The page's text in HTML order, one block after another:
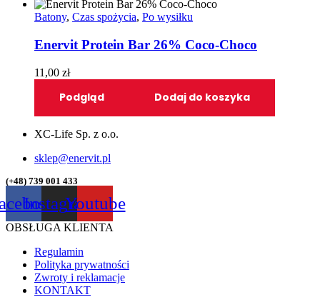
Batony, Czas spożycia, Po wysiłku
Enervit Protein Bar 26% Coco-Choco
11,00 zł
Podgląd Dodaj do koszyka
XC-Life Sp. z o.o.
sklep@enervit.pl
(+48) 739 001 433
InstagramYoutube
OBSŁUGA KLIENTA
Regulamin
Polityka prywatności
Zwroty i reklamacje
KONTAKT